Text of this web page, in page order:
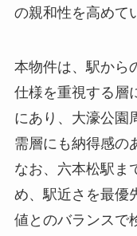
の親和性を高めて
本物件は、駅から
仕様を重視する層
にあり、大濠公園
需層にも納得感の
なお、六本松駅ま
め、駅近さを最優
値とのバランスで